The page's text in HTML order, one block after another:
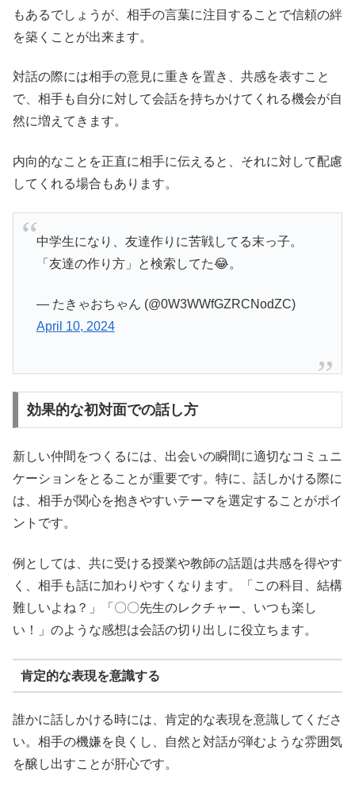
もあるでしょうが、相手の言葉に注目することで信頼の絆
を築くことが出来ます。
対話の際には相手の意見に重きを置き、共感を表すこと
で、相手も自分に対して会話を持ちかけてくれる機会が自
然に増えてきます。
内向的なことを正直に相手に伝えると、それに対して配慮
してくれる場合もあります。
中学生になり、友達作りに苦戦してる末っ子。
「友達の作り方」と検索してた😂。
— たきゃおちゃん (@0W3WWfGZRCNodZC)
April 10, 2024
効果的な初対面での話し方
新しい仲間をつくるには、出会いの瞬間に適切なコミュニ
ケーションをとることが重要です。特に、話しかける際に
は、相手が関心を抱きやすいテーマを選定することがポイ
ントです。
例としては、共に受ける授業や教師の話題は共感を得やす
く、相手も話に加わりやすくなります。「この科目、結構
難しいよね？」「〇〇先生のレクチャー、いつも楽し
い！」のような感想は会話の切り出しに役立ちます。
肯定的な表現を意識する
誰かに話しかける時には、肯定的な表現を意識してくださ
い。相手の機嫌を良くし、自然と対話が弾むような雰囲気
を醸し出すことが肝心です。